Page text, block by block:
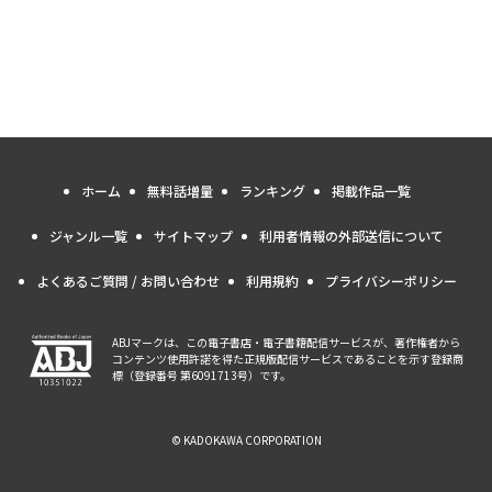
ホーム 無料話増量 ランキング 掲載作品一覧
ジャンル一覧 サイトマップ 利用者情報の外部送信について
よくあるご質問 / お問い合わせ 利用規約 プライバシーポリシー
ABJマークは、この電子書店・電子書籍配信サービスが、著作権者から
コンテンツ使用許諾を得た正規版配信サービスであることを示す登録商
標（登録番号 第6091713号）です。
© KADOKAWA CORPORATION